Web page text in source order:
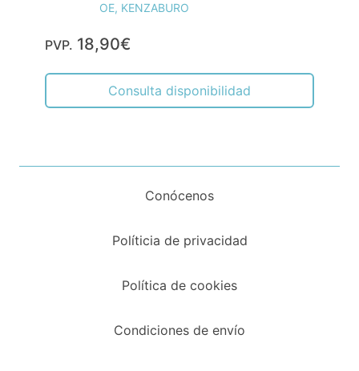
OE, KENZABURO
PVP. 18,90€
Consulta disponibilidad
Conócenos
Políticia de privacidad
Política de cookies
Condiciones de envío